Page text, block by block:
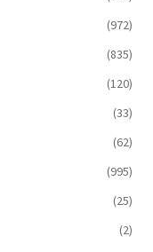
(972)
(835)
(120)
(33)
(62)
(995)
(25)
(2)